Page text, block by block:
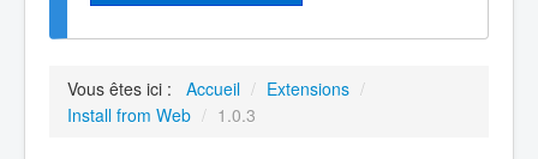
Vous êtes ici : Accueil / Extensions /
Install from Web / 1.0.3